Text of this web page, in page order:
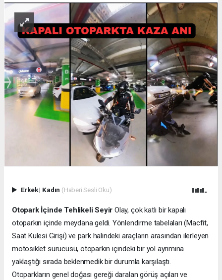
Erkek| Kadın (Haberi Sesli Oku)
Otopark İçinde Tehlikeli Seyir Olay, çok katlı bir kapalı
otoparkın içinde meydana geldi. Yönlendirme tabelaları (Macfit,
Saat Kulesi Girişi) ve park halindeki araçların arasından ilerleyen
motosiklet sürücüsü, otoparkın içindeki bir yol ayrımına
yaklaştığı sırada beklenmedik bir durumla karşılaştı.
Otoparkların genel doğası gereği daralan görüş açıları ve